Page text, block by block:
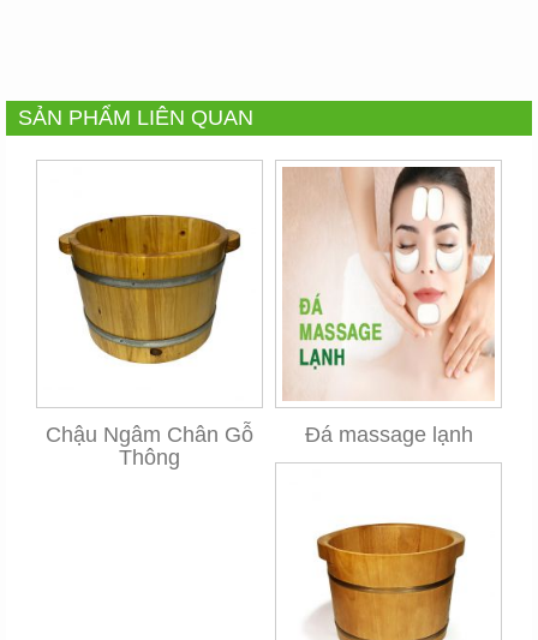
SẢN PHẨM LIÊN QUAN
Chậu Ngâm Chân Gỗ
Thông
Đá massage lạnh